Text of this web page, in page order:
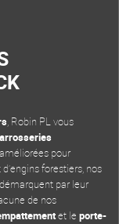
, Robin PL vous
pour
forestiers, nos
par leur
de nos
et le porte-